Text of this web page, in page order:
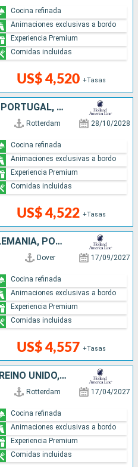
US$ 4,520 +Tasas
Cocina refinada
Animaciones exclusivas a bordo
Experiencia Premium
Comidas incluidas
PAISES BAJOS, NORUEGA, PORTUGAL, REINO UNIDO, MARRUECOS
Rotterdam 28/10/2028
US$ 4,522 +Tasas
Cocina refinada
Animaciones exclusivas a bordo
Experiencia Premium
Comidas incluidas
NORUEGA, DINAMARCA, ALEMANIA, POLONIA, LITUANIA, LETONIA, PAISES BAJOS, MARRUECOS, PORTUGAL, REINO UNIDO
Dover 17/09/2027
US$ 4,557 +Tasas
Cocina refinada
Animaciones exclusivas a bordo
Experiencia Premium
Comidas incluidas
MARRUECOS, PORTUGAL, REINO UNIDO, IRLANDA, PAISES BAJOS
Rotterdam 17/04/2027
Cocina refinada
Animaciones exclusivas a bordo
Experiencia Premium
Comidas incluidas